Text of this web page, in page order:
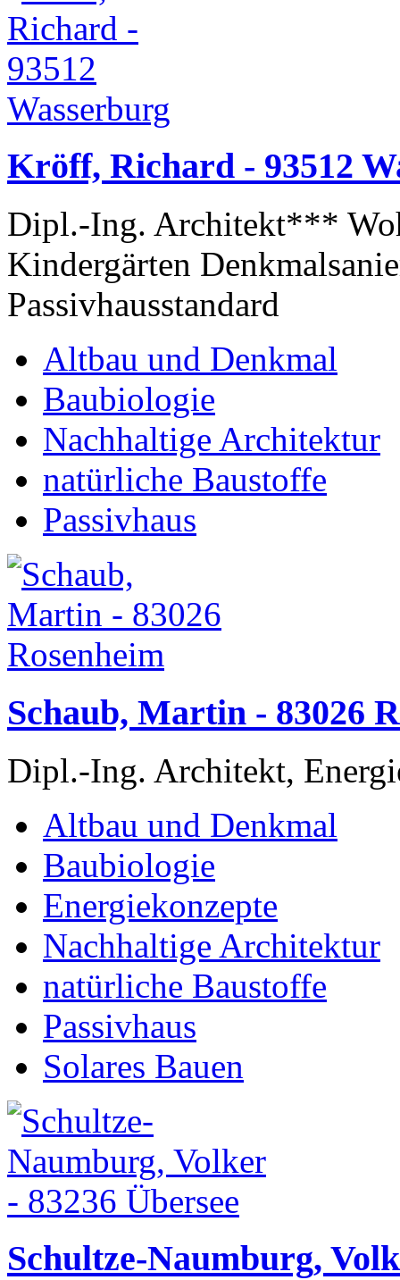
Kröff, Richard - 93512
Dipl.-Ing. Architekt***
Kindergärten
Passivhausstandard
Altbau und Denkmal
Baubiologie
Nachhaltige Architektur
natürliche Baustoffe
Passivhaus
Schaub, Martin - 83026
Dipl.-Ing. Architekt,
Altbau und Denkmal
Baubiologie
Energiekonzepte
Nachhaltige Architektur
natürliche Baustoffe
Passivhaus
Solares Bauen
Schultze-Naumburg,